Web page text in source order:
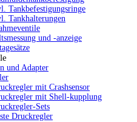
Tankbefestigungsringe
Tankhalterungen
und -anzeige
und Adapter
mit Crashsensor
mit Shell-kupplung
Sets
Druckregler